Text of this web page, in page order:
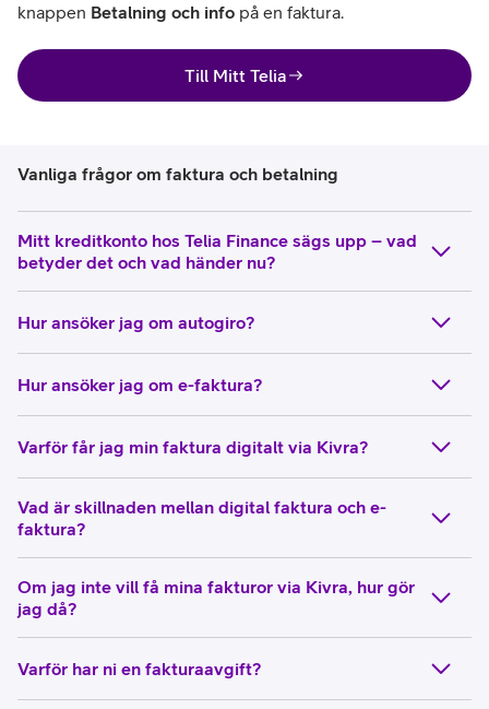
knappen Betalning och info på en faktura.
Till Mitt Telia
Vanliga frågor om faktura och betalning
Mitt kreditkonto hos Telia Finance sägs upp – vad
betyder det och vad händer nu?
Hur ansöker jag om autogiro?
Hur ansöker jag om e-faktura?
Varför får jag min faktura digitalt via Kivra?
Vad är skillnaden mellan digital faktura och e-
faktura?
Om jag inte vill få mina fakturor via Kivra, hur gör
jag då?
Varför har ni en fakturaavgift?